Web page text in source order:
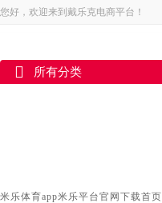
您好，欢迎来到戴乐克电商平台！
所有分类
米乐体育app米乐平台官网下载首页